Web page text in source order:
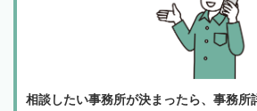
相談したい事務所が決まったら、事務所